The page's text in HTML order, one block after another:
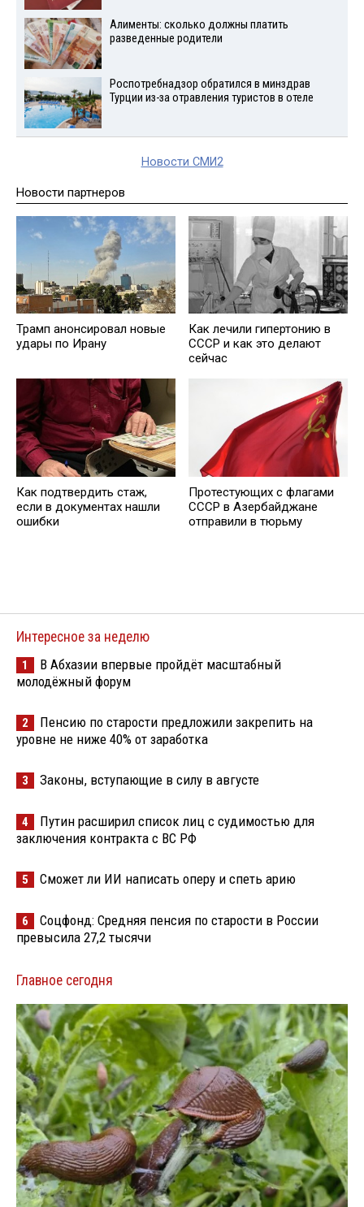
Алименты: сколько должны платить
разведенные родители
Роспотребнадзор обратился в минздрав
Турции из-за отравления туристов в отеле
Новости СМИ2
Новости партнеров
Трамп анонсировал новые
удары по Ирану
Как лечили гипертонию в
СССР и как это делают
сейчас
Как подтвердить стаж,
если в документах нашли
ошибки
Протестующих с флагами
СССР в Азербайджане
отправили в тюрьму
Интересное за неделю
1
В Абхазии впервые пройдёт масштабный
молодёжный форум
2
Пенсию по старости предложили закрепить на
уровне не ниже 40% от заработка
3 Законы, вступающие в силу в августе
4
Путин расширил список лиц с судимостью для
заключения контракта с ВС РФ
5 Сможет ли ИИ написать оперу и спеть арию
6
Соцфонд: Средняя пенсия по старости в России
превысила 27,2 тысячи
Главное сегодня